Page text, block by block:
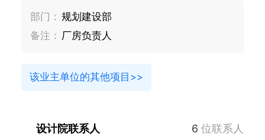
部门： 规划建设部
备注： 厂房负责人
该业主单位的其他项目>>
设计院联系人 6 位联系人